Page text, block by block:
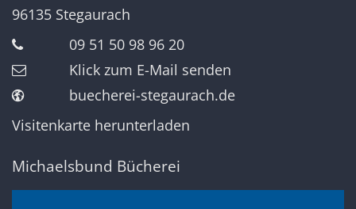
96135 Stegaurach
09 51 50 98 96 20
Klick zum E-Mail senden
buecherei-stegaurach.de
Visitenkarte herunterladen
Michaelsbund Bücherei